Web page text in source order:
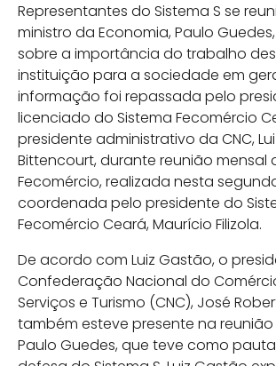
Representantes do Sistema S se
ministro da Economia, Paulo
sobre a importância do trabalho
instituição para a sociedade em
informação foi repassada pelo
licenciado do Sistema Fecomércio
presidente administrativo da CNC,
Bittencourt, durante reunião mensal
Fecomércio, realizada nesta
coordenada pelo presidente do
Fecomércio Ceará, Maurício Filizola.
De acordo com Luiz Gastão, o
Confederação Nacional do
Serviços e Turismo (CNC), José
também esteve presente na
Paulo Guedes, que teve como